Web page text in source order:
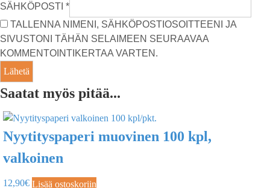
SÄHKÖPOSTI *
TALLENNA NIMENI, SÄHKÖPOSTIOSOITTEENI JA
SIVUSTONI TÄHÄN SELAIMEEN SEURAAVAA
KOMMENTOINTIKERTAA VARTEN.
Saatat myös pitää...
Nyytityspaperi muovinen 100 kpl,
valkoinen
12,90€ Lisää ostoskoriin